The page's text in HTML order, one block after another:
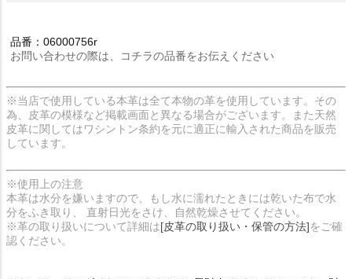
品番：06000756r
お問い合わせの際は、コチラの品番をお伝えください
※当店で使用している本革は全て本物の革を使用しています。その
為、皮革の模様など掲載画面と異なる場合がございます。また天然
皮革に関してはワシントン条約を元に適正に輸入された商品を販売
しています。
※使用上の注意
本革は水分を嫌いますので、もし水に濡れたときには乾いた布で水
分をふき取り、 直射日光をさけ、自然乾燥させてください。
※革の取り扱いについて詳細は[皮革の取り扱い・保管の方法]をご確
認ください。